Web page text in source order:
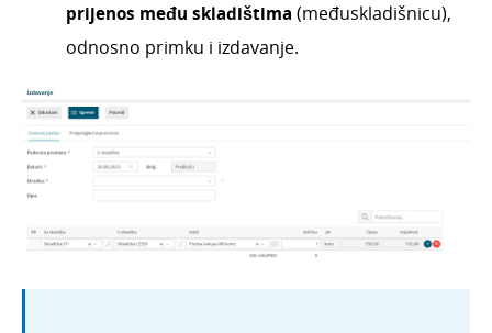
prijenos među skladištima (međuskladišnicu),
odnosno primku i izdavanje.